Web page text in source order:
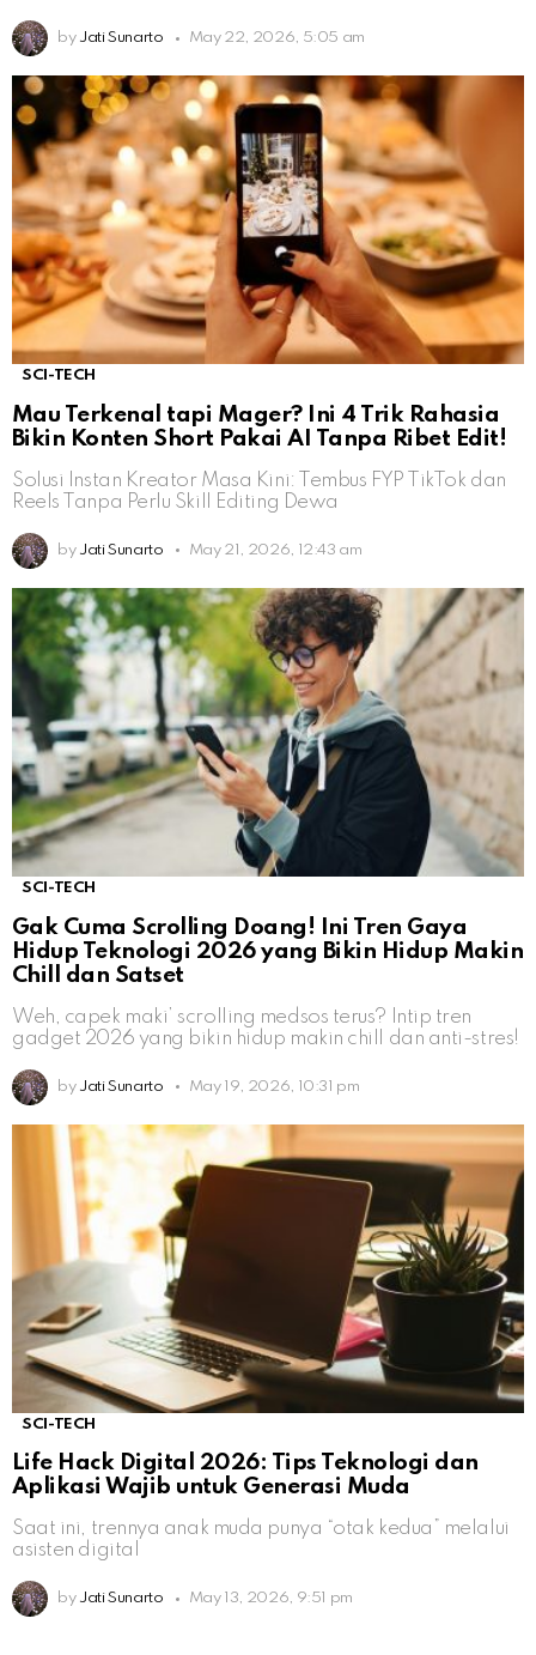
by Jati Sunarto May 22, 2026, 5:05 am
SCI-TECH
Mau Terkenal tapi Mager? Ini 4 Trik Rahasia
Bikin Konten Short Pakai AI Tanpa Ribet Edit!
Solusi Instan Kreator Masa Kini: Tembus FYP TikTok dan
Reels Tanpa Perlu Skill Editing Dewa
by Jati Sunarto May 21, 2026, 12:43 am
SCI-TECH
Gak Cuma Scrolling Doang! Ini Tren Gaya
Hidup Teknologi 2026 yang Bikin Hidup Makin
Chill dan Satset
Weh, capek maki’ scrolling medsos terus? Intip tren
gadget 2026 yang bikin hidup makin chill dan anti-stres!
by Jati Sunarto May 19, 2026, 10:31 pm
SCI-TECH
Life Hack Digital 2026: Tips Teknologi dan
Aplikasi Wajib untuk Generasi Muda
Saat ini, trennya anak muda punya “otak kedua” melalui
asisten digital
by Jati Sunarto May 13, 2026, 9:51 pm